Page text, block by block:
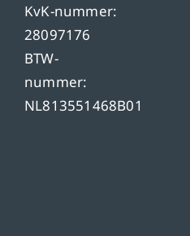
KvK-nummer:
28097176
BTW-
nummer:
NL813551468B01